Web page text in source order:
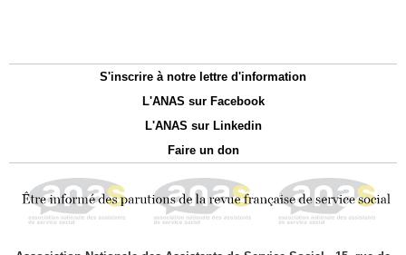
S'inscrire à notre lettre d'information
L'ANAS sur Facebook
L'ANAS sur Linkedin
Faire un don